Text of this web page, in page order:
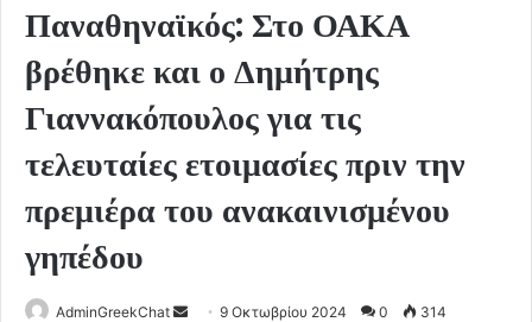
Παναθηναϊκός: Στο ΟΑΚΑ
βρέθηκε και ο Δημήτρης
Γιαννακόπουλος για τις
τελευταίες ετοιμασίες πριν την
πρεμιέρα του ανακαινισμένου
γηπέδου
AdminGreekChat
Send9 Οκτωβρίου 2024 0 314